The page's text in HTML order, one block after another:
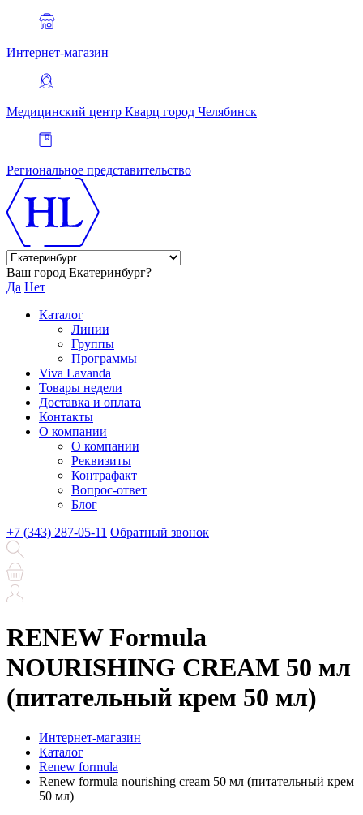
Интернет-магазин
Медицинский центр Кварц город Челябинск
Региональное представительство
Ваш город Екатеринбург?
Да Нет
Каталог
Линии
Группы
Программы
Viva Lavanda
Товары недели
Доставка и оплата
Контакты
О компании
О компании
Реквизиты
Контрафакт
Вопрос-ответ
Блог
+7 (343) 287-05-11 Обратный звонок
RENEW Formula
NOURISHING CREAM 50 мл
(питательный крем 50 мл)
Интернет-магазин
Каталог
Renew formula
Renew formula nourishing cream 50 мл (питательный крем
50 мл)